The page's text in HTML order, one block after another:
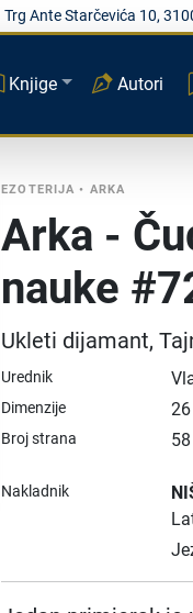
Trg Ante Starčevića 10,
Knjige Autori
EZOTERIJA • ARKA
Arka -
nauke
Ukleti dijamant,
Urednik
Dimenzije
Broj strana 58
Nakladnik